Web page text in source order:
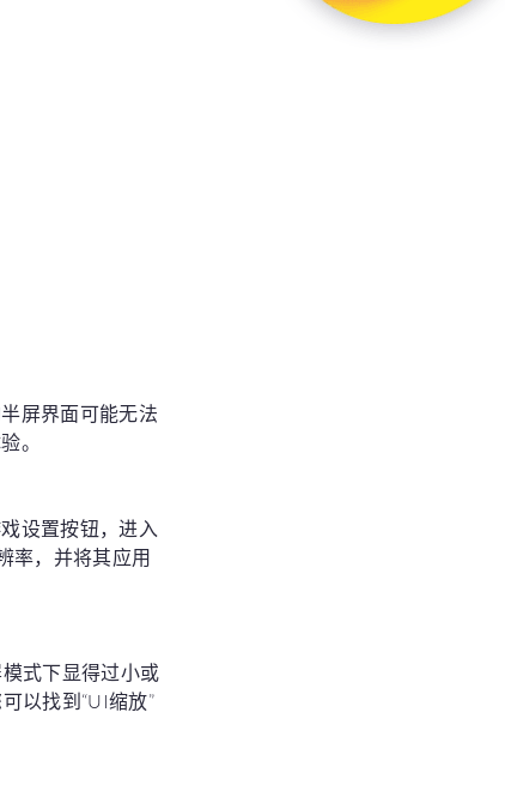
屏界面可能无法
。
设置按钮，进入
率，并将其应用
式下显得过小或
以找到“UI缩放”